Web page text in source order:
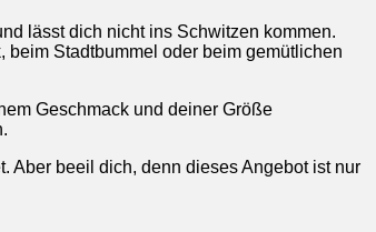
lässt dich nicht ins Schwitzen kommen.
Stadtbummel oder beim gemütlichen
Geschmack und deiner Größe
Aber beeil dich, denn dieses Angebot ist nur